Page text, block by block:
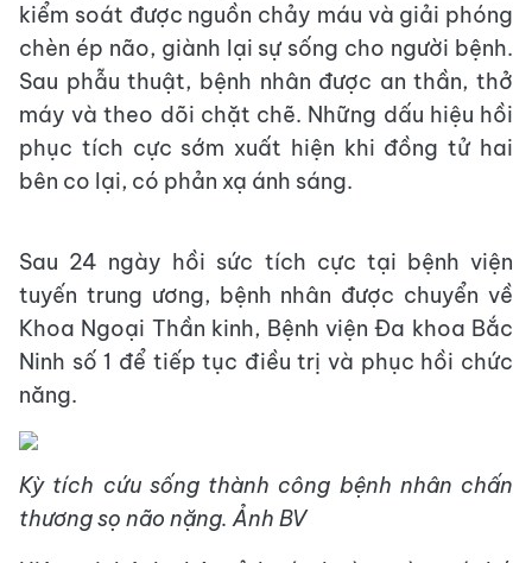
kiểm soát được nguồn chảy máu và giải phóng
chèn ép não, giành lại sự sống cho người bệnh.
Sau phẫu thuật, bệnh nhân được an thần, thở
máy và theo dõi chặt chẽ. Những dấu hiệu hồi
phục tích cực sớm xuất hiện khi đồng tử hai
bên co lại, có phản xạ ánh sáng.
Sau 24 ngày hồi sức tích cực tại bệnh viện
tuyến trung ương, bệnh nhân được chuyển về
Khoa Ngoại Thần kinh, Bệnh viện Đa khoa Bắc
Ninh số 1 để tiếp tục điều trị và phục hồi chức
năng.
Kỳ tích cứu sống thành công bệnh nhân chấn
thương sọ não nặng. Ảnh BV